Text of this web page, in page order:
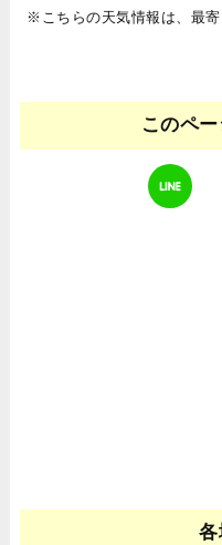
※こちらの天気情報は、最
このペ
各